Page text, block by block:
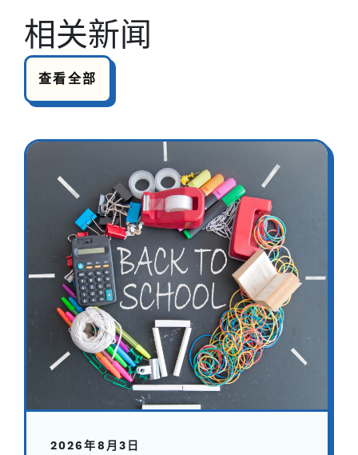
相关新闻
查看全部
2026年8月3日